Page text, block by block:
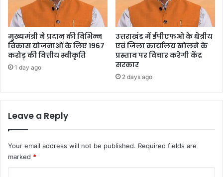
मुख्यमंत्री ने प्रदान की विभिन्न
विकास योजनाओं के लिए 1967
करोड़ की वित्तीय स्वीकृति
1 day ago
उत्तराखंड में ईपीएफओ के क्षेत्रीय
एवं जिला कार्यालय खोलने के
प्रस्ताव पर विचार करेगी केंद्र
सरकार
2 days ago
Leave a Reply
Your email address will not be published. Required fields are
marked *